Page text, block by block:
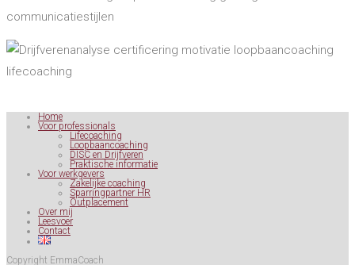
Home
Voor professionals
Lifecoaching
Loopbaancoaching
DISC en Drijfveren
Praktische informatie
Voor werkgevers
Zakelijke coaching
Sparringpartner HR
Outplacement
Over mij
Leesvoer
Contact
Copyright EmmaCoach